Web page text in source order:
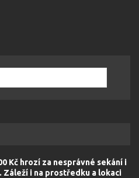
Kč hrozí za nesprávné sekání i
Záleží i na prostředku a lokaci